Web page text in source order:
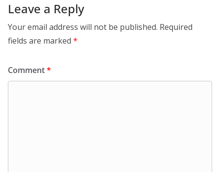
Leave a Reply
Your email address will not be published. Required
fields are marked *
Comment*